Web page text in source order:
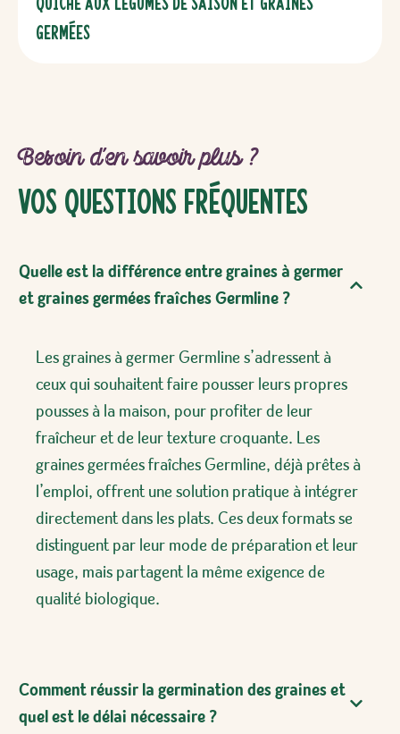
germées
Besoin d’en savoir plus ?
Vos Questions Fréquentes
Quelle est la différence entre graines à germer
et graines germées fraîches Germline ?
Les graines à germer Germline s’adressent à
ceux qui souhaitent faire pousser leurs propres
pousses à la maison, pour profiter de leur
fraîcheur et de leur texture croquante. Les
graines germées fraîches Germline, déjà prêtes à
l’emploi, offrent une solution pratique à intégrer
directement dans les plats. Ces deux formats se
distinguent par leur mode de préparation et leur
usage, mais partagent la même exigence de
qualité biologique.
Comment réussir la germination des graines et
quel est le délai nécessaire ?